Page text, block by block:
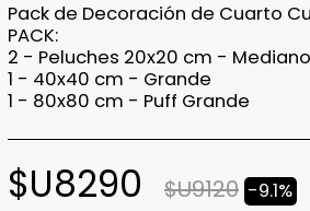
Pack de Decoración de Cuarto
PACK:
2 - Peluches 20x20 cm - Mediano
1 - 40x40 cm - Grande
1 - 80x80 cm - Puff Grande
$U8290 $U9120 -9.1%